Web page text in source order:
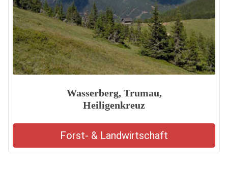
Wasserberg, Trumau,
Heiligenkreuz
Forst- & Landwirtschaft